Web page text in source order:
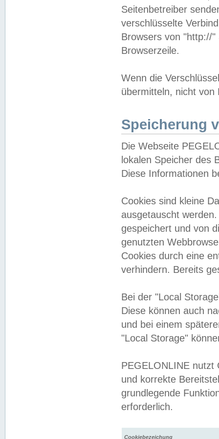
Seitenbetreiber
verschlüsselte
Browsers von "http://
Browserzeile.
Wenn die
übermitteln, nicht von
Speicherung
Die Webseite
lokalen Speicher des
Diese Informationen
Cookies sind kleine
ausgetauscht
gespeichert und von
genutzten
Cookies durch eine
verhindern. Bereits
Bei der "Local
Diese können auch
und bei einem
"Local Storage"
PEGELONLINE nutzt
und korrekte
grundlegende
erforderlich.
Cookiebezeichung